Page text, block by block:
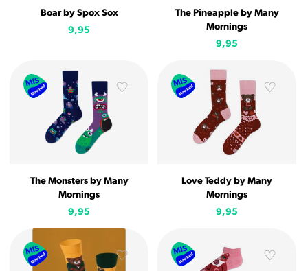
Boar by Spox Sox
9,95
The Pineapple by Many
Mornings
9,95
The Monsters by Many
Mornings
9,95
Love Teddy by Many
Mornings
9,95